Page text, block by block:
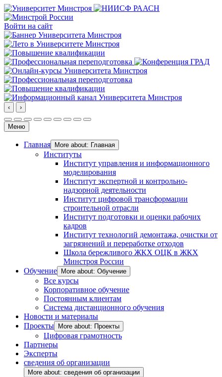
Войти на сайт
‹ ›
Меню
Главная More about: Главная
Институты
Институт управления и информационного
моделирования
Институт экспертной и контрольно-
надзорной деятельности
Институт цифровой трансформации
строительной отрасли
Институт подготовки и оценки рабочих
кадров
Институт технологий демонтажа, очистки от
загрязнений и переработке отходов
Школа бережливого ЖКХ ОЦК в ЖКХ
Минстроя России
Обучение
More about: Обучение
Все курсы
Корпоративное обучение
Постоянным клиентам
Система дистанционного обучения
Новости и материалы
Проекты
More about: Проекты
Цифровая грамотность
Партнеры
Эксперты
сведения об организации
More about: сведения об организации